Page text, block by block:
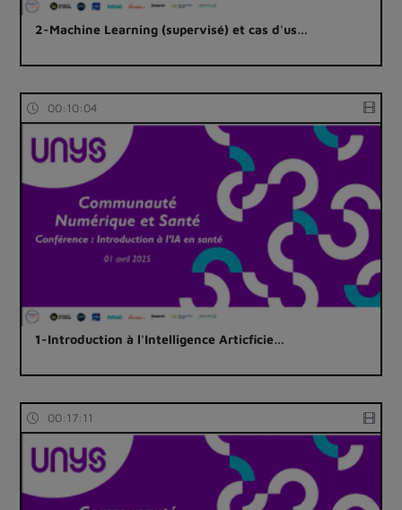
2-Machine Learning (supervisé) et cas d'us…
00:10:04
1-Introduction à l'Intelligence Articficie…
00:17:11